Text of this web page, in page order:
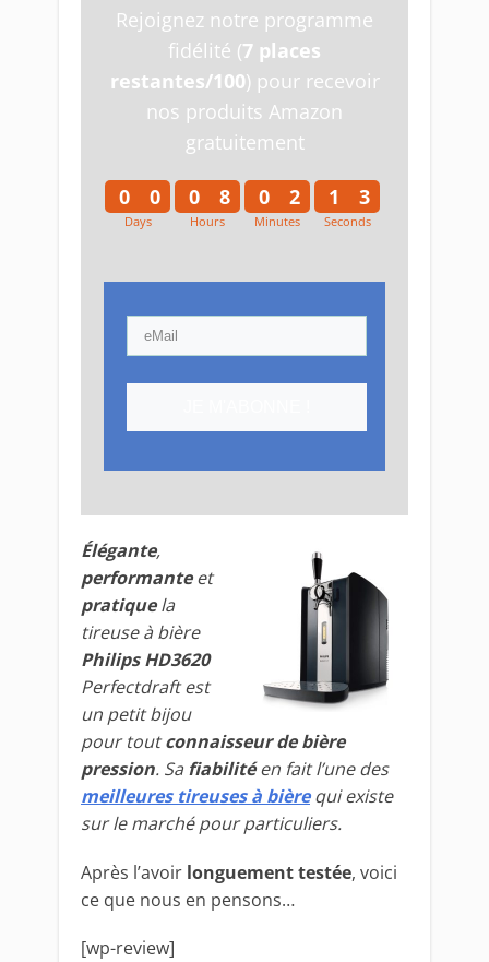
Rejoignez notre programme
fidélité (7 places
restantes/100) pour recevoir
nos produits Amazon
gratuitement
0
0
0
0Days
0
0
8
8
Hours
0
0
2
2
Minutes
1
1
2
3
Seconds
Élégante,
performanteet
pratiquela
tireuse à bière
Philips HD3620
Perfectdraft est
un petit bijou
pour toutconnaisseur de bière
pression. Sa fiabilitéen fait l’une des
meilleures tireuses à bièrequi existe
sur le marché pour particuliers.
Après l’avoir longuement testée, voici
ce que nous en pensons…
[wp-review]